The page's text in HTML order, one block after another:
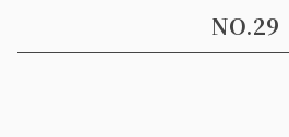
NO.29